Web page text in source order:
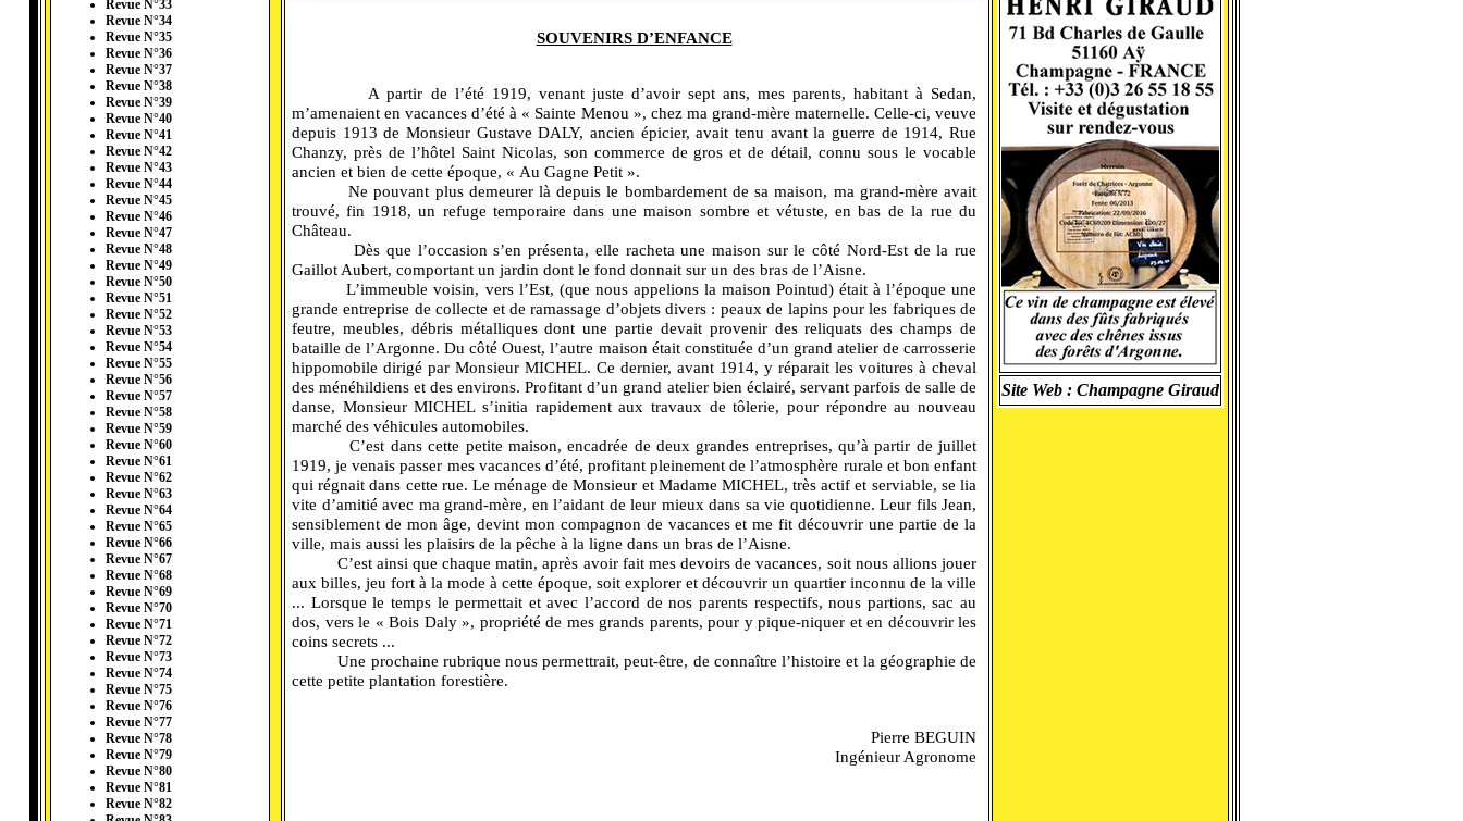
Revue N°33
Revue N°34
Revue N°35
Revue N°36
Revue N°37
Revue N°38
Revue N°39
Revue N°40
Revue N°41
Revue N°42
Revue N°43
Revue N°44
Revue N°45
Revue N°46
Revue N°47
Revue N°48
Revue N°49
Revue N°50
Revue N°51
Revue N°52
Revue N°53
Revue N°54
Revue N°55
Revue N°56
Revue N°57
Revue N°58
Revue N°59
Revue N°60
Revue N°61
Revue N°62
Revue N°63
Revue N°64
Revue N°65
Revue N°66
Revue N°67
Revue N°68
Revue N°69
Revue N°70
Revue N°71
Revue N°72
Revue N°73
Revue N°74
Revue N°75
Revue N°76
Revue N°77
Revue N°78
Revue N°79
Revue N°80
Revue N°81
Revue N°82
SOUVENIRS D’ENFANCE
A partir de l’été 1919, venant juste d’avoir sept ans, mes parents, habitant à Sedan,
m’amenaient en vacances d’été à « Sainte Menou », chez ma grand-mère maternelle. Celle-ci, veuve
depuis 1913 de Monsieur Gustave DALY, ancien épicier, avait tenu avant la guerre de 1914, Rue
Chanzy, près de l’hôtel Saint Nicolas, son commerce de gros et de détail, connu sous le vocable
ancien et bien de cette époque, « Au Gagne Petit ».
Ne pouvant plus demeurer là depuis le bombardement de sa maison, ma grand-mère avait
trouvé, fin 1918, un refuge temporaire dans une maison sombre et vétuste, en bas de la rue du
Château.
Dès que l’occasion s’en présenta, elle racheta une maison sur le côté Nord-Est de la rue
Gaillot Aubert, comportant un jardin dont le fond donnait sur un des bras de l’Aisne.
L’immeuble voisin, vers l’Est, (que nous appelions la maison Pointud) était à l’époque une
grande entreprise de collecte et de ramassage d’objets divers : peaux de lapins pour les fabriques de
feutre, meubles, débris métalliques dont une partie devait provenir des reliquats des champs de
bataille de l’Argonne. Du côté Ouest, l’autre maison était constituée d’un grand atelier de carrosserie
hippomobile dirigé par Monsieur MICHEL. Ce dernier, avant 1914, y réparait les voitures à cheval
des ménéhildiens et des environs. Profitant d’un grand atelier bien éclairé, servant parfois de salle de
danse, Monsieur MICHEL s’initia rapidement aux travaux de tôlerie, pour répondre au nouveau
marché des véhicules automobiles.
C’est dans cette petite maison, encadrée de deux grandes entreprises, qu’à partir de juillet
1919, je venais passer mes vacances d’été, profitant pleinement de l’atmosphère rurale et bon enfant
qui régnait dans cette rue. Le ménage de Monsieur et Madame MICHEL, très actif et serviable, se lia
vite d’amitié avec ma grand-mère, en l’aidant de leur mieux dans sa vie quotidienne. Leur fils Jean,
sensiblement de mon âge, devint mon compagnon de vacances et me fit découvrir une partie de la
ville, mais aussi les plaisirs de la pêche à la ligne dans un bras de l’Aisne.
C’est ainsi que chaque matin, après avoir fait mes devoirs de vacances, soit nous allions jouer
aux billes, jeu fort à la mode à cette époque, soit explorer et découvrir un quartier inconnu de la ville
... Lorsque le temps le permettait et avec l’accord de nos parents respectifs, nous partions, sac au
dos, vers le « Bois Daly », propriété de mes grands parents, pour y pique-niquer et en découvrir les
coins secrets ...
Une prochaine rubrique nous permettrait, peut-être, de connaître l’histoire et la géographie de
cette petite plantation forestière.
Pierre BEGUIN
Ingénieur Agronome
Site Web : Champagne Giraud